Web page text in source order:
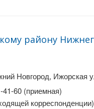
району
Новгород, Ижорская
41-60 (приемная)
корреспонденции)